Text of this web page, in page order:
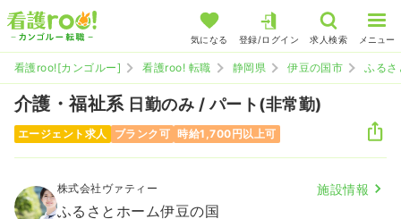
気になる 登録/ログイン 求人検索 メニュー
看護roo![カンゴルー] 看護roo! 転職 静岡県 伊豆の国市 ふるさ
介護・福祉系 日勤のみ / パート(非常勤)
エージェント求人 ブランク可 時給1,700円以上可
株式会社ヴァティー 施設情報
ふるさとホーム伊豆の国